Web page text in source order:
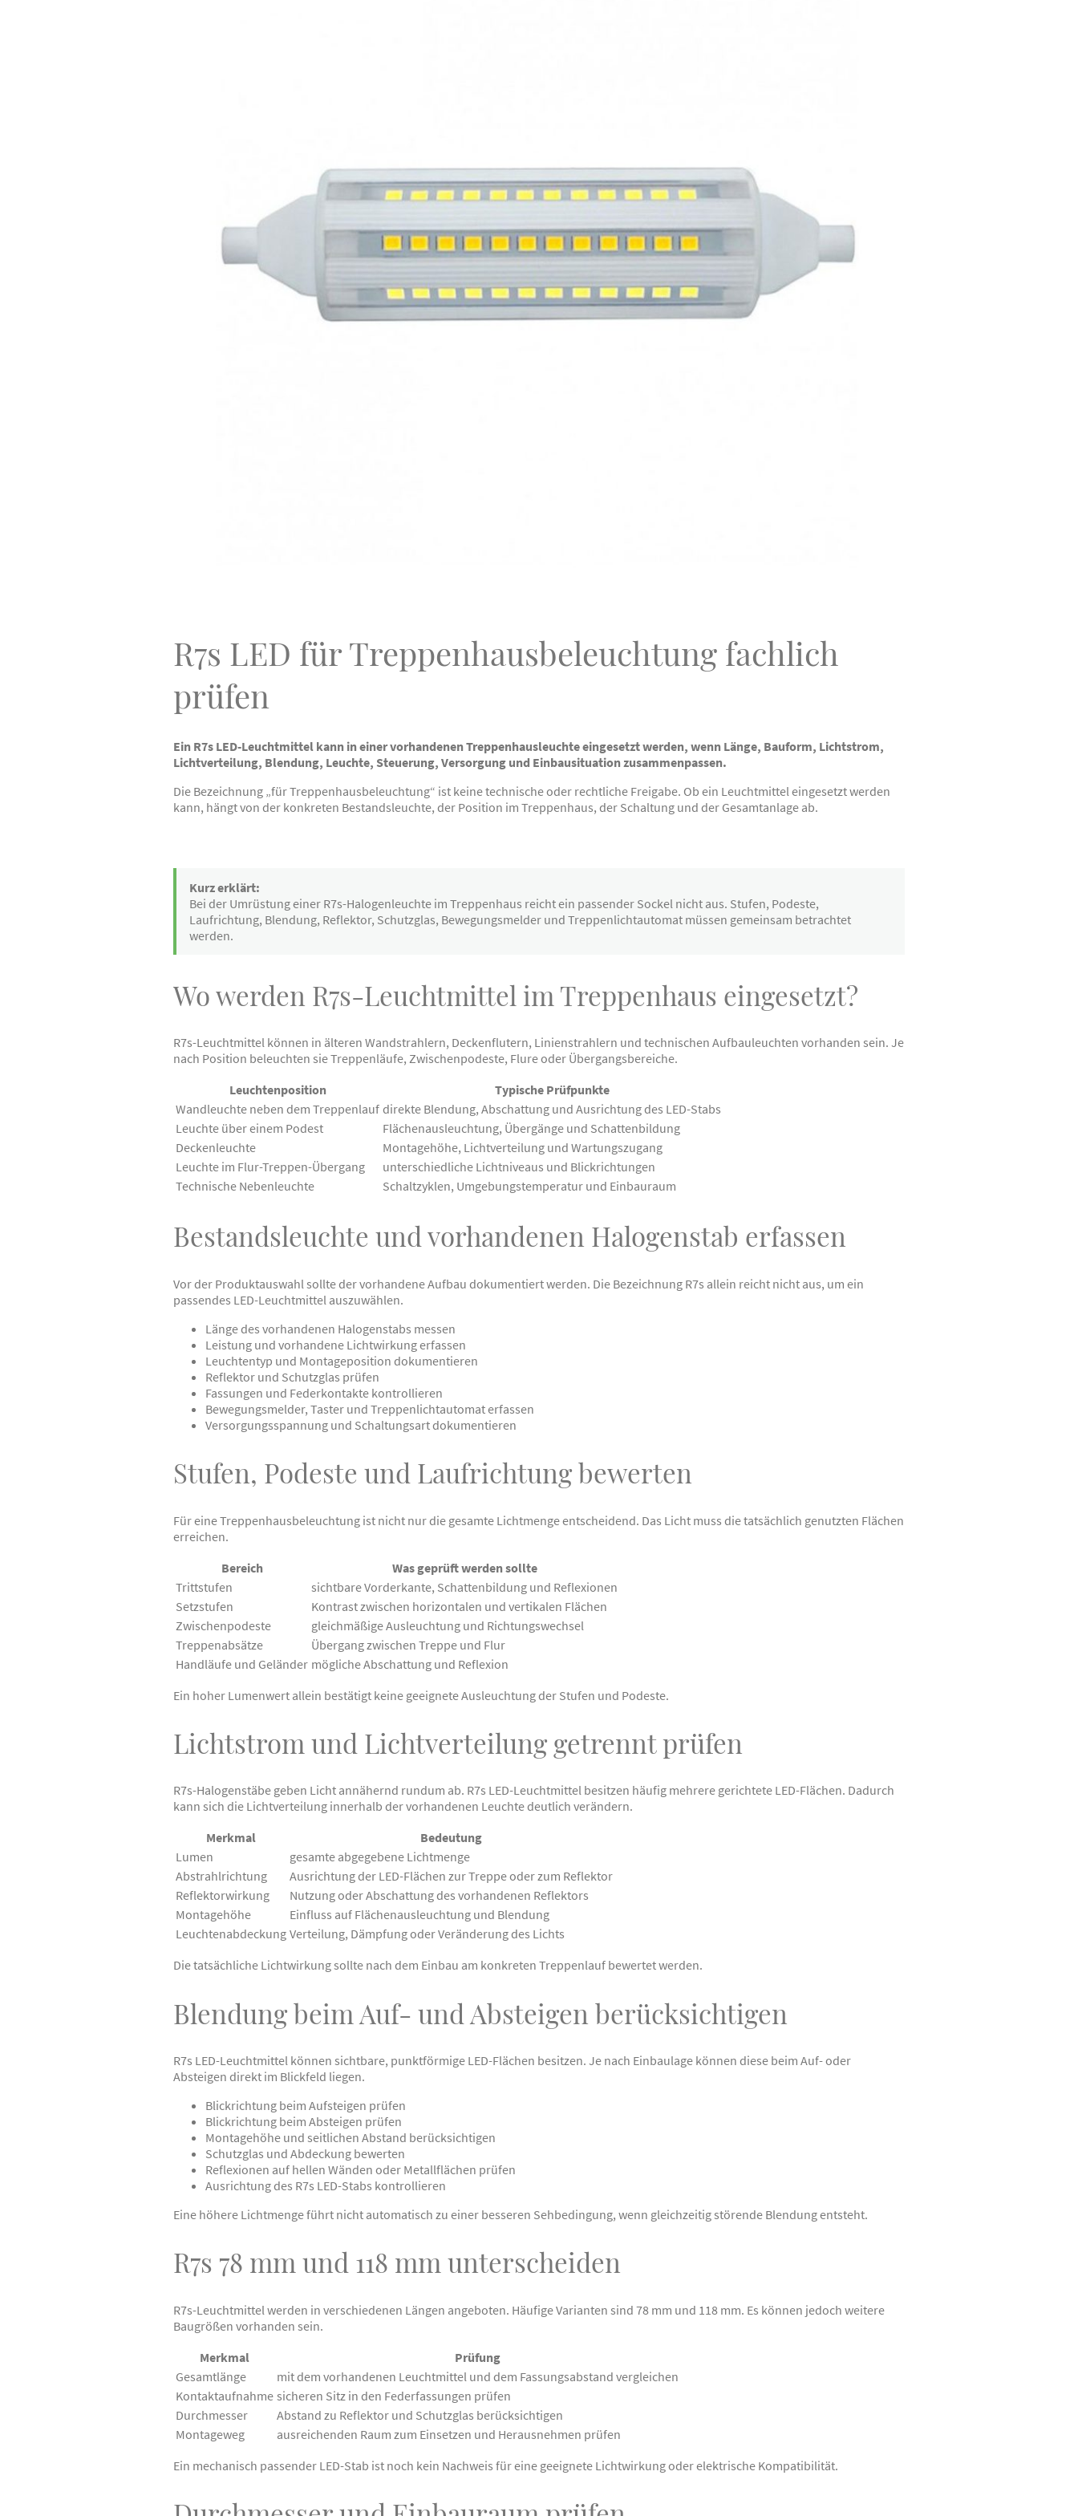
R7s LED für Treppenhausbeleuchtung fachlich
prüfen
Ein R7s LED-Leuchtmittel kann in einer vorhandenen Treppenhausleuchte eingesetzt werden, wenn Länge, Bauform, Lichtstrom,
Lichtverteilung, Blendung, Leuchte, Steuerung, Versorgung und Einbausituation zusammenpassen.
Die Bezeichnung „für Treppenhausbeleuchtung“ ist keine technische oder rechtliche Freigabe. Ob ein Leuchtmittel eingesetzt werden
kann, hängt von der konkreten Bestandsleuchte, der Position im Treppenhaus, der Schaltung und der Gesamtanlage ab.
Kurz erklärt:
Bei der Umrüstung einer R7s-Halogenleuchte im Treppenhaus reicht ein passender Sockel nicht aus. Stufen, Podeste,
Laufrichtung, Blendung, Reflektor, Schutzglas, Bewegungsmelder und Treppenlichtautomat müssen gemeinsam betrachtet
werden.
Wo werden R7s-Leuchtmittel im Treppenhaus eingesetzt?
R7s-Leuchtmittel können in älteren Wandstrahlern, Deckenflutern, Linienstrahlern und technischen Aufbauleuchten vorhanden sein. Je
nach Position beleuchten sie Treppenläufe, Zwischenpodeste, Flure oder Übergangsbereiche.
Leuchtenposition
Typische Prüfpunkte
Wandleuchte neben dem Treppenlauf direkte Blendung, Abschattung und Ausrichtung des LED-Stabs
Leuchte über einem Podest
Flächenausleuchtung, Übergänge und Schattenbildung
Deckenleuchte
Montagehöhe, Lichtverteilung und Wartungszugang
Leuchte im Flur-Treppen-Übergang
unterschiedliche Lichtniveaus und Blickrichtungen
Technische Nebenleuchte
Schaltzyklen, Umgebungstemperatur und Einbauraum
Bestandsleuchte und vorhandenen Halogenstab erfassen
Vor der Produktauswahl sollte der vorhandene Aufbau dokumentiert werden. Die Bezeichnung R7s allein reicht nicht aus, um ein
passendes LED-Leuchtmittel auszuwählen.
Länge des vorhandenen Halogenstabs messen
Leistung und vorhandene Lichtwirkung erfassen
Leuchtentyp und Montageposition dokumentieren
Reflektor und Schutzglas prüfen
Fassungen und Federkontakte kontrollieren
Bewegungsmelder, Taster und Treppenlichtautomat erfassen
Versorgungsspannung und Schaltungsart dokumentieren
Stufen, Podeste und Laufrichtung bewerten
Für eine Treppenhausbeleuchtung ist nicht nur die gesamte Lichtmenge entscheidend. Das Licht muss die tatsächlich genutzten Flächen
erreichen.
Bereich
Was geprüft werden sollte
Trittstufen
sichtbare Vorderkante, Schattenbildung und Reflexionen
Setzstufen
Kontrast zwischen horizontalen und vertikalen Flächen
Zwischenpodeste
gleichmäßige Ausleuchtung und Richtungswechsel
Treppenabsätze
Übergang zwischen Treppe und Flur
Handläufe und Geländer mögliche Abschattung und Reflexion
Ein hoher Lumenwert allein bestätigt keine geeignete Ausleuchtung der Stufen und Podeste.
Lichtstrom und Lichtverteilung getrennt prüfen
R7s-Halogenstäbe geben Licht annähernd rundum ab. R7s LED-Leuchtmittel besitzen häufig mehrere gerichtete LED-Flächen. Dadurch
kann sich die Lichtverteilung innerhalb der vorhandenen Leuchte deutlich verändern.
Merkmal
Bedeutung
Lumen
gesamte abgegebene Lichtmenge
Abstrahlrichtung
Ausrichtung der LED-Flächen zur Treppe oder zum Reflektor
Reflektorwirkung
Nutzung oder Abschattung des vorhandenen Reflektors
Montagehöhe
Einfluss auf Flächenausleuchtung und Blendung
Leuchtenabdeckung Verteilung, Dämpfung oder Veränderung des Lichts
Die tatsächliche Lichtwirkung sollte nach dem Einbau am konkreten Treppenlauf bewertet werden.
Blendung beim Auf- und Absteigen berücksichtigen
R7s LED-Leuchtmittel können sichtbare, punktförmige LED-Flächen besitzen. Je nach Einbaulage können diese beim Auf- oder
Absteigen direkt im Blickfeld liegen.
Blickrichtung beim Aufsteigen prüfen
Blickrichtung beim Absteigen prüfen
Montagehöhe und seitlichen Abstand berücksichtigen
Schutzglas und Abdeckung bewerten
Reflexionen auf hellen Wänden oder Metallflächen prüfen
Ausrichtung des R7s LED-Stabs kontrollieren
Eine höhere Lichtmenge führt nicht automatisch zu einer besseren Sehbedingung, wenn gleichzeitig störende Blendung entsteht.
R7s 78 mm und 118 mm unterscheiden
R7s-Leuchtmittel werden in verschiedenen Längen angeboten. Häufige Varianten sind 78 mm und 118 mm. Es können jedoch weitere
Baugrößen vorhanden sein.
Merkmal
Prüfung
Gesamtlänge
mit dem vorhandenen Leuchtmittel und dem Fassungsabstand vergleichen
Kontaktaufnahme sicheren Sitz in den Federfassungen prüfen
Durchmesser
Abstand zu Reflektor und Schutzglas berücksichtigen
Montageweg
ausreichenden Raum zum Einsetzen und Herausnehmen prüfen
Ein mechanisch passender LED-Stab ist noch kein Nachweis für eine geeignete Lichtwirkung oder elektrische Kompatibilität.